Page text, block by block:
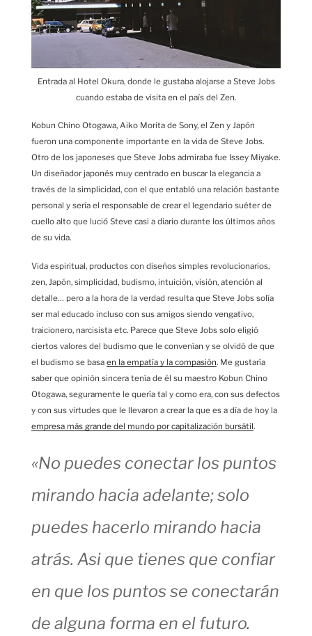
Entrada al Hotel Okura, donde le gustaba alojarse a Steve Jobs
cuando estaba de visita en el país del Zen.
Kobun Chino Otogawa, Aiko Morita de Sony, el Zen y Japón
fueron una componente importante en la vida de Steve Jobs.
Otro de los japoneses que Steve Jobs admiraba fue Issey Miyake.
Un diseñador japonés muy centrado en buscar la elegancia a
través de la simplicidad, con el que entabló una relación bastante
personal y sería el responsable de crear el legendario suéter de
cuello alto que lució Steve casi a diario durante los últimos años
de su vida.
Vida espiritual, productos con diseños simples revolucionarios,
zen, Japón, simplicidad, budismo, intuición, visión, atención al
detalle… pero a la hora de la verdad resulta que Steve Jobs solía
ser mal educado incluso con sus amigos siendo vengativo,
traicionero, narcisista etc. Parece que Steve Jobs solo eligió
ciertos valores del budismo que le convenían y se olvidó de que
el budismo se basa en la empatía y la compasión. Me gustaría
saber que opinión sincera tenía de él su maestro Kobun Chino
Otogawa, seguramente le quería tal y como era, con sus defectos
y con sus virtudes que le llevaron a crear la que es a día de hoy la
empresa más grande del mundo por capitalización bursátil.
«No puedes conectar los puntos
mirando hacia adelante; solo
puedes hacerlo mirando hacia
atrás. Asi que tienes que confiar
en que los puntos se conectarán
de alguna forma en el futuro.